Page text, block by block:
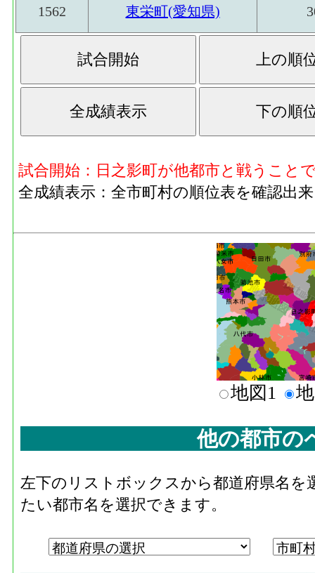
1562 東栄町(愛知県)
試合開始：日之影町が他都市と戦うこと
全成績表示：全市町村の順位表を確認出
地図1
他の都市の
左下のリストボックスから都道府県名
たい都市名を選択できます。